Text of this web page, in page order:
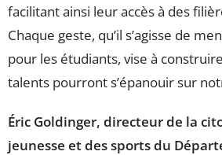
facilitant ainsi leur accès à des
Chaque geste, qu’il s’agisse de
pour les étudiants, vise à
talents pourront s’épanouir sur
Éric Goldinger, directeur de la
jeunesse et des sports du